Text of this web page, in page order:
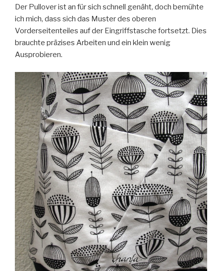
Der Pullover ist an für sich schnell genäht, doch bemühte
ich mich, dass sich das Muster des oberen
Vorderseitenteiles auf der Eingriffstasche fortsetzt. Dies
brauchte präzises Arbeiten und ein klein wenig
Ausprobieren.